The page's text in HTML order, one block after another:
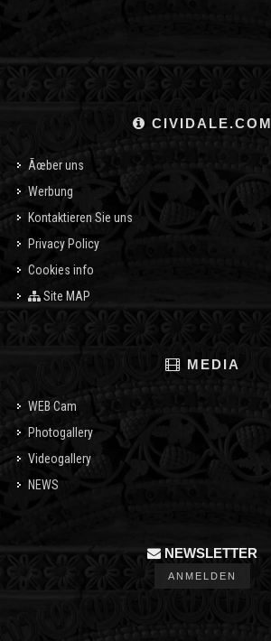
CIVIDALE.COM
Ãœber uns
Werbung
Kontaktieren Sie uns
Privacy Policy
Cookies info
Site MAP
MEDIA
WEB Cam
Photogallery
Videogallery
NEWS
NEWSLETTER
ANMELDEN